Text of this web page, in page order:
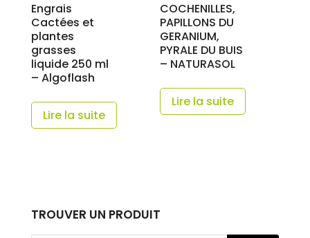
Engrais
Cactées et
plantes
grasses
liquide 250 ml
– Algoflash
Lire la suite
COCHENILLES,
PAPILLONS DU
GERANIUM,
PYRALE DU BUIS
– NATURASOL
Lire la suite
TROUVER UN PRODUIT